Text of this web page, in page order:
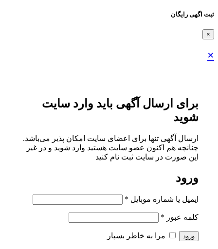
ثبت اگهی رایگان
×
×
برای ارسال آگهی باید وارد سایت
شوید
ارسال آگهی تنها برای اعضای سایت امکان پذیر می‌باشد.
چنانچه هم‌ اکنون عضو سایت هستید وارد شوید و در غیر
این صورت در سایت ثبت نام کنید
ورود
ایمیل یا شماره موبایل *
کلمه عبور *
ورود مرا به خاطر بسپار